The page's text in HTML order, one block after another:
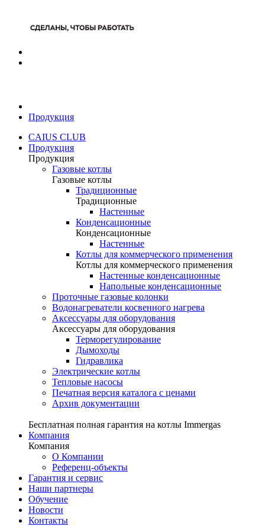
Продукция
CAIUS CLUB
Продукция
Продукция
Газовые котлы
Газовые котлы
Традиционные
Традиционные
Настенные
Конденсационные
Конденсационные
Настенные
Котлы для коммерческого применения
Котлы для коммерческого применения
Настенные конденсационные
Напольные конденсационные
Проточные газовые колонки
Водонагреватели косвенного нагрева
Аксессуары для оборудования
Аксессуары для оборудования
Терморегулирование
Дымоходы
Гидравлика
Электрические котлы
Тепловые насосы
Печатная версия каталога с ценами
Архив документации
Бесплатная полная гарантия на котлы Immergas
Компания
Компания
О Компании
Референц-объекты
Гарантия и сервис
Наши партнеры
Обучение
Новости
Контакты